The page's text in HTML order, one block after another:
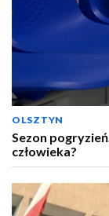
OLSZTYN
Sezon
człowieka?